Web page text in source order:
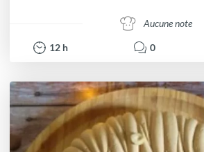
Aucune note
12 h 0